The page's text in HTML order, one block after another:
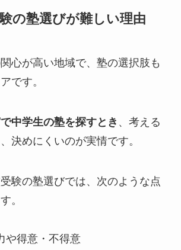
の塾選びが難しい理由
心が高い地域で、塾の選択肢も
です。
中学生の塾を探すとき 、考える
決めにくいのが実情です。
験の塾選びでは、次のような点
。
や得意・不得意